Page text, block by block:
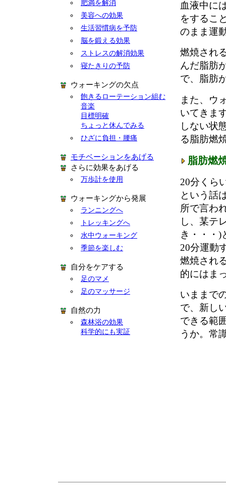
肥満を解消
美容への効果
生活習慣病を予防
脳を鍛える効果
ストレスの解消効果
寝たきりの予防
ウォーキングの欠点
飽きるローテーション組む
音楽
目標明確
ちょっと休んでみる
ひざに負担・腰痛
モチベーションをあげる
さらに効果をあげる
万歩計を使用
ウォーキングから発展
ランニングへ
トレッキングへ
水中ウォーキング
季節を楽しむ
自分をケアする
足のマメ
足のマッサージ
自然の力
森林浴の効果
科学的にも実証
血液中に
をするこ
のまま運
燃焼され
んだ脂肪
で、脂肪
また、ウ
いてきま
しない状
る脂肪燃
脂肪燃
20分くら
という話
所で言わ
し、某テ
き・・・)
20分運動
燃焼され
的にはま
いままで
で、新し
できる範
うか。常